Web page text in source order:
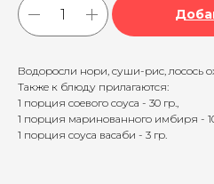
Водоросли нори, суши-рис, лосось
Также к блюду прилагаются:
1 порция соевого соуса - 30 гр.,
1 порция маринованного имбиря -
1 порция соуса васаби - 3 гр.